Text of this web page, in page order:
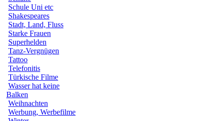
Schule Uni etc
Shakespeares
Stadt, Land, Fluss
Starke Frauen
Superhelden
Tanz-Vergnügen
Tattoo
Telefonitis
Türkische Filme
Wasser hat keine
Balken
Weihnachten
Werbung, Werbefilme